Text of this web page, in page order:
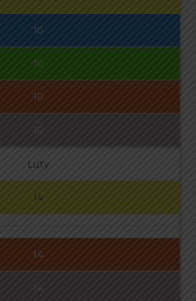
10
10
10
10
Luty
14
14
14